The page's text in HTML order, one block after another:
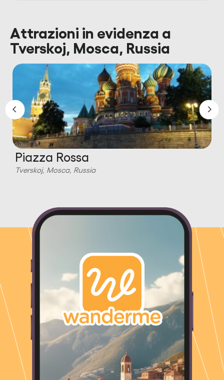
Attrazioni in evidenza a
Tverskoj, Mosca, Russia
Piazza Rossa
Tverskoj, Mosca, Russia